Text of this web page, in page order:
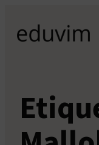
contenido